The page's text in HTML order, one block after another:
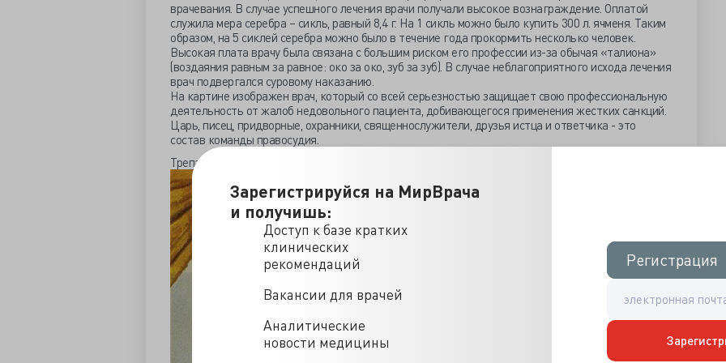
Зарегистрируйся на МирВрача
и получишь:
Доступ к базе кратких
клинических
рекомендаций
Вакансии для врачей
Аналитические
новости медицины
Регистрация
Регистрация
врачевания. В случае успешного лечения врачи получали высокое вознаграждение. Оплатой
служила мера серебра – сикль, равный 8,4 г. На 1 сикль можно было купить 300 л. ячменя. Таким
образом, на 5 сиклей серебра можно было в течение года прокормить несколько человек.
Высокая плата врачу была связана с большим риском его профессии из-за обычая «талиона»
(воздаяния равным за равное: око за око, зуб за зуб). В случае неблагоприятного исхода лечения
врач подвергался суровому наказанию.
На картине изображен врач, который со всей серьезностью защищает свою профессиональную
деятельность от жалоб недовольного пациента, добивающегося применения жестких санкций.
Царь, писец, придворные, охранники, священнослужители, друзья истца и ответчика - это
состав команды правосудия.
Трепанация в Перу